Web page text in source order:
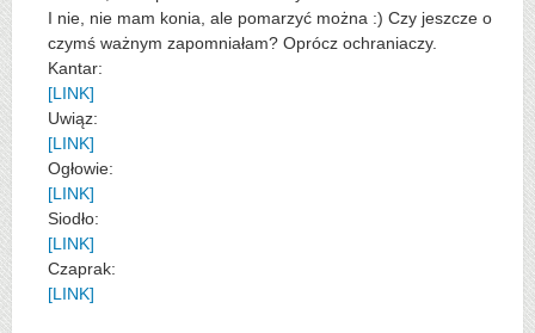
I nie, nie mam konia, ale pomarzyć można :) Czy jeszcze o
czymś ważnym zapomniałam? Oprócz ochraniaczy.
Kantar:
[LINK]
Uwiąz:
[LINK]
Ogłowie:
[LINK]
Siodło:
[LINK]
Czaprak:
[LINK]